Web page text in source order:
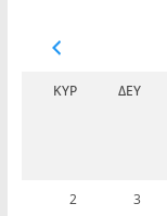
ΚΥΡ ΔΕΥ
2 3